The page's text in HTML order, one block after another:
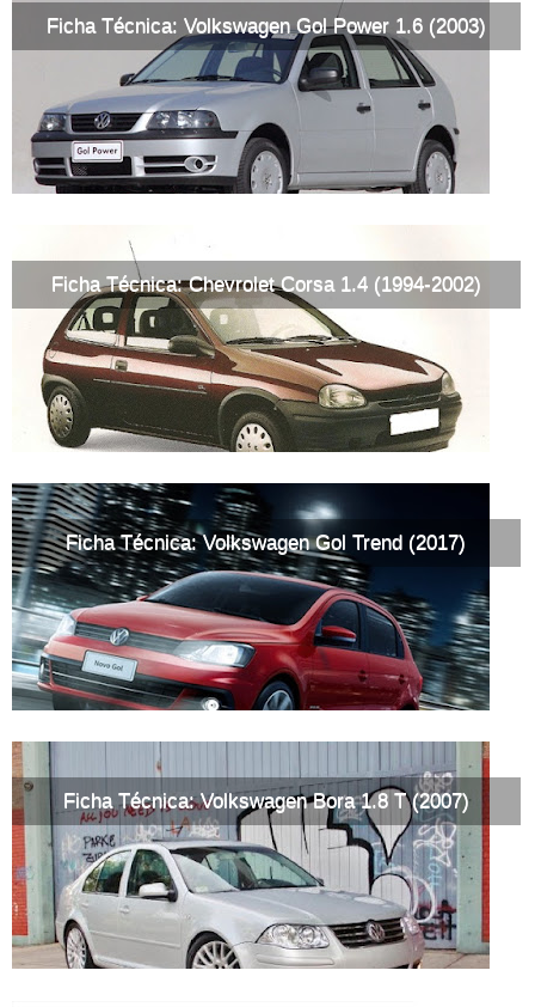
Ficha Técnica: Volkswagen Gol Power 1.6 (2003)
Ficha Técnica: Chevrolet Corsa 1.4 (1994-2002)
Ficha Técnica: Volkswagen Gol Trend (2017)
Ficha Técnica: Volkswagen Bora 1.8 T (2007)